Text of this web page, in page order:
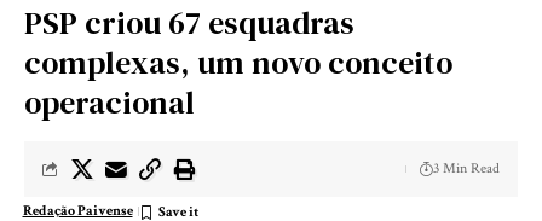
PSP criou 67 esquadras
complexas, um novo conceito
operacional
Redação Paivense
3 Min Read